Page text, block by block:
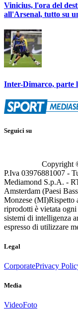
Vinicius, l'ora del
all'Arsenal, tutto su
Inter-Dimarco, parte
Seguici su
Copyright
P.Iva 03976881007 -
Mediamond S.p.A. -
Amsterdam (Paesi
Monzese (MI)Rispetto
riprodotti è vietata
sistemi di intelligenza
espresso di utilizzare
Legal
CorporatePrivacy
Media
VideoFoto